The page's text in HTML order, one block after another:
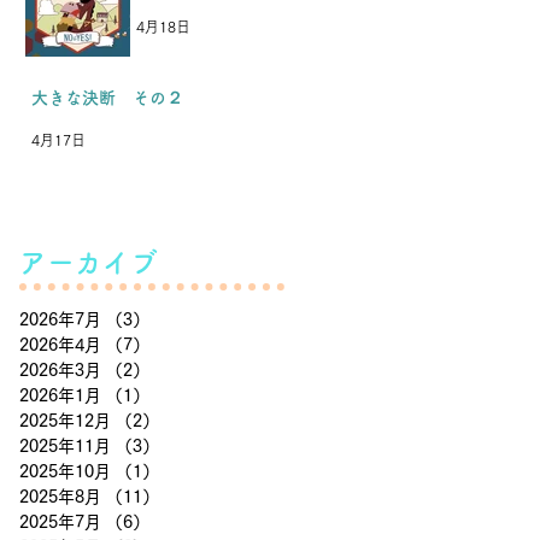
最 新 記 事
4月18日
大きな決断 その２
4月17日
アーカイブ
2026年7月 （3）
2026年4月
（7）
2026年3月
（2）
2026年1月
（1）
2025年12月
（2）
2025年11月
（3）
2025年10月
（1）
2025年8月
（11）
2025年7月
（6）